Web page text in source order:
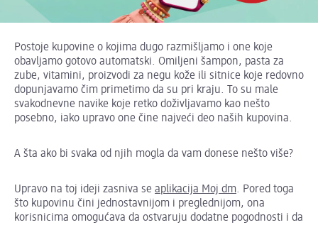
Postoje kupovine o kojima dugo razmišljamo i one koje
obavljamo gotovo automatski. Omiljeni šampon, pasta za
zube, vitamini, proizvodi za negu kože ili sitnice koje redovno
dopunjavamo čim primetimo da su pri kraju. To su male
svakodnevne navike koje retko doživljavamo kao nešto
posebno, iako upravo one čine najveći deo naših kupovina.
A šta ako bi svaka od njih mogla da vam donese nešto više?
Upravo na toj ideji zasniva se aplikacija Moj dm. Pored toga
što kupovinu čini jednostavnijom i preglednijom, ona
korisnicima omogućava da ostvaruju dodatne pogodnosti i da